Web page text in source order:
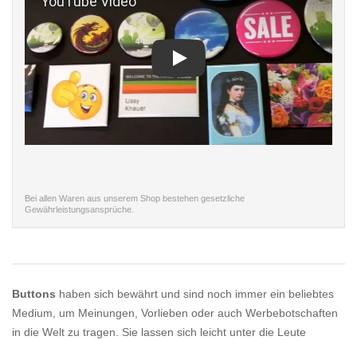
Bei allen Waren aus unserem Shop bestehen gesetzliche
Gewährleistungsansprüche.
Buttons haben sich bewährt und sind noch immer ein beliebtes
Medium, um Meinungen, Vorlieben oder auch Werbebotschaften
in die Welt zu tragen. Sie lassen sich leicht unter die Leute